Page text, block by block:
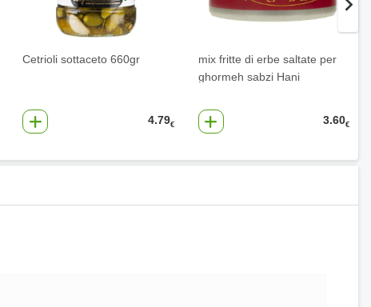
Cetrioli sottaceto 660gr
4.79€
mix fritte di erbe saltate per
ghormeh sabzi Hani
3.60€